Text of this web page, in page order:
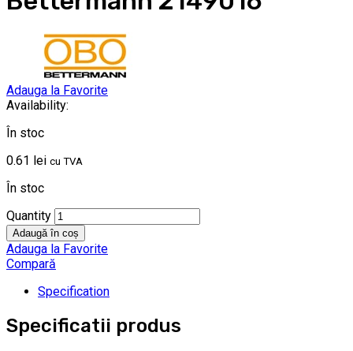
Adauga la Favorite
Availability:
În stoc
0.61 lei cu TVA
În stoc
Quantity
Adaugă în coș
Adauga la Favorite
Compară
Specification
Specificatii produs